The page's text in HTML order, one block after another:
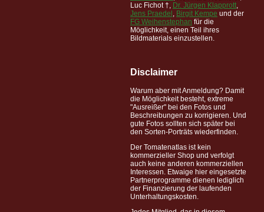
Luc Fichot †, Dr. Jürgen Klapprott
Jens Praedel Birgit Kempe und der
FG Weihenstephan für die
Möglichkeit, einen Teil ihres
Bildmaterials einzustellen.
Disclaimer
Warum aber mit Anmeldung? Damit
die Möglichkeit besteht, extreme
"Ausreißer" bei den Fotos und
Beschreibungen zu korrigieren. Und
gute Fotos sollten sich später bei
den Sorten-Porträts wiederfinden.
Der Tomatenatlas ist kein
kommerzieller Shop und verfolgt
auch keine anderen kommerziellen
Interessen. Etwaige hier eingesetzte
Partnerprogramme dienen lediglich
der Finanzierung der laufenden
Unterhaltungskosten.